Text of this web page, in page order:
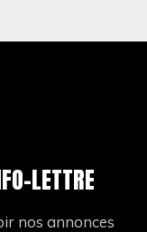
LETTRE
nos annonces